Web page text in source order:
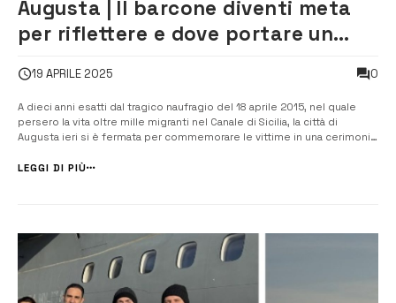
Augusta | Il barcone diventi meta
per riflettere e dove portare un
19 APRILE 2025 0
A dieci anni esatti dal tragico naufragio del 18 aprile 2015, nel quale
persero la vita oltre mille migranti nel Canale di Sicilia, la città di
Augusta ieri si è fermata per commemorare le vittime in una cerimonia
svolto dinanzi al relitto del barcone […]
LEGGI DI PIÙ